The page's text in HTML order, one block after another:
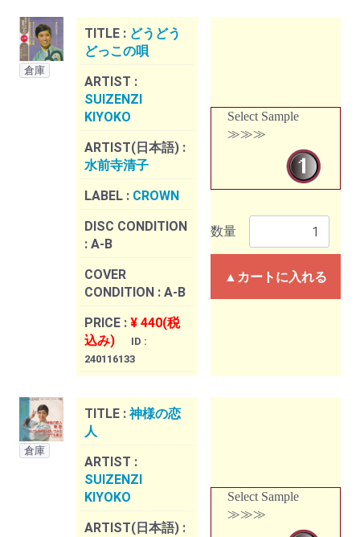
倉庫
TITLE : どうどう
どっこの唄
ARTIST :
SUIZENZI
KIYOKO
ARTIST(日本語) :
水前寺清子
LABEL : CROWN
DISC CONDITION
: A-B
COVER
CONDITION : A-B
PRICE : ¥ 440(税
込み)
ID :
240116133
Select Sample
≫≫≫
数量
▲カートに入れる
倉庫
TITLE :神様の恋
人
ARTIST :
SUIZENZI
KIYOKO
ARTIST(日本語) :
Select Sample
≫≫≫